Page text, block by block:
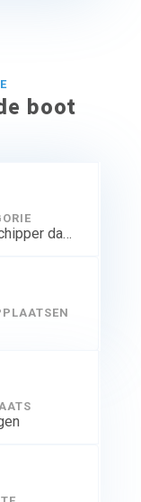
boot
Met schipper dagtocht